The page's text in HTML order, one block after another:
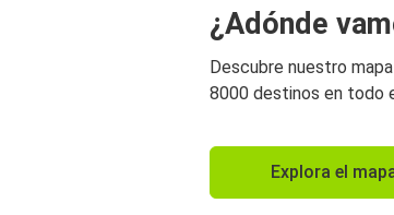
¿Adónde
Descubre nuestro
8000 destinos en todo
Explora el